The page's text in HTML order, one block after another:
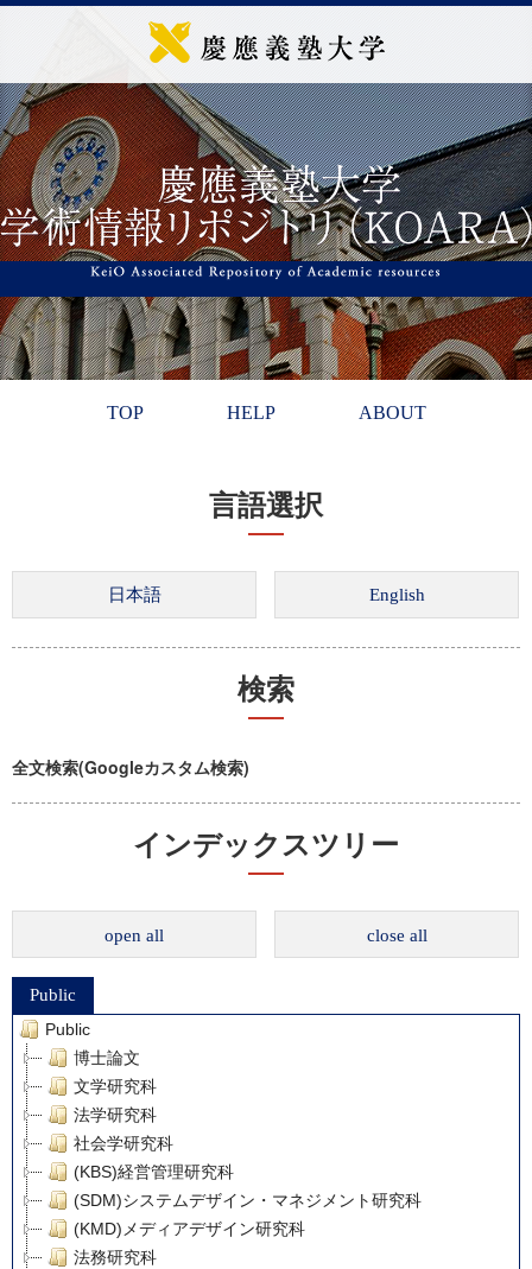
TOP HELP ABOUT
言語選択
検索
全文検索(Googleカスタム検索)
インデックスツリー
open all close all
Public
Public
博士論文
文学研究科
法学研究科
社会学研究科
(KBS)経営管理研究科
(SDM)システムデザイン・マネジメント研究科
(KMD)メディアデザイン研究科
法務研究科